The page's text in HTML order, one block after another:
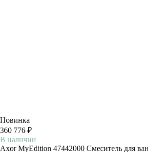
Новинка
360 776 ₽
В наличии
Axor MyEdition 47442000 Смеситель для